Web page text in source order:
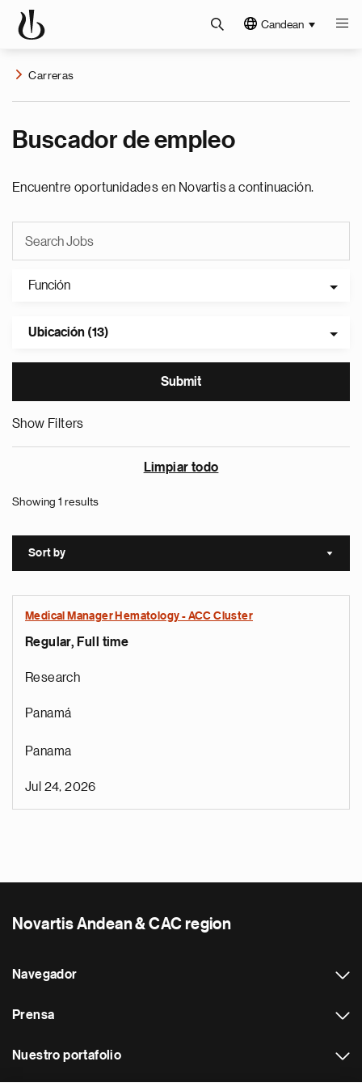
Candean
Carreras
Buscador de empleo
Encuentre oportunidades en Novartis a continuación.
Función
Ubicación (13)
Show Filters
Limpiar todo
Showing 1 results
Sort by Sort
Medical Manager Hematology - ACC Cluster
Regular, Full time
Research
Panamá
Panama
Jul 24, 2026
Novartis Andean & CAC region
Navegador
Prensa
Nuestro portafolio